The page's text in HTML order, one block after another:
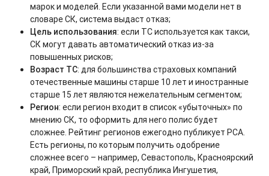
марок и моделей. Если указанной вами модели нет в
словаре СК, система выдаст отказ;
Цель использования: если ТС используется как такси,
СК могут давать автоматический отказ из-за
повышенных рисков;
Возраст ТС: для большинства страховых компаний
отечественные машины старше 10 лет и иностранные
старше 15 лет являются нежелательным сегментом;
Регион: если регион входит в список «убыточных» по
мнению СК, то оформить для него полис будет
сложнее. Рейтинг регионов ежегодно публикует РСА.
Есть регионы, по которым получить одобрение
сложнее всего – например, Севастополь, Красноярский
край, Приморский край, республика Ингушетия,